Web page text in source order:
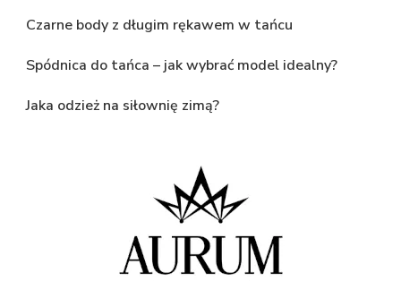
Czarne body z długim rękawem w tańcu
Spódnica do tańca – jak wybrać model idealny?
Jaka odzież na siłownię zimą?